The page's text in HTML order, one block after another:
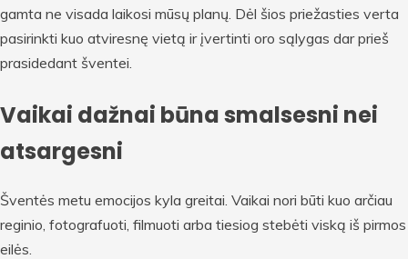
gamta ne visada laikosi mūsų planų. Dėl šios priežasties verta
pasirinkti kuo atviresnę vietą ir įvertinti oro sąlygas dar prieš
prasidedant šventei.
Vaikai dažnai būna smalsesni nei
atsargesni
Šventės metu emocijos kyla greitai. Vaikai nori būti kuo arčiau
reginio, fotografuoti, filmuoti arba tiesiog stebėti viską iš pirmos
eilės.